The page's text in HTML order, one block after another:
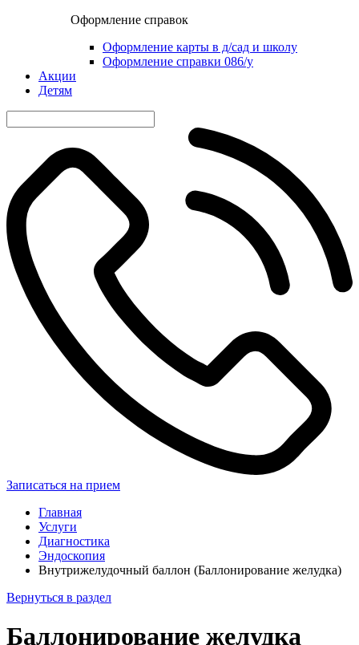
Оформление справок
Оформление карты в д/сад и школу
Оформление справки 086/у
Акции
Детям
Записаться на прием
Главная
Услуги
Диагностика
Эндоскопия
Внутрижелудочный баллон (Баллонирование желудка)
Вернуться в раздел
Баллонирование желудка